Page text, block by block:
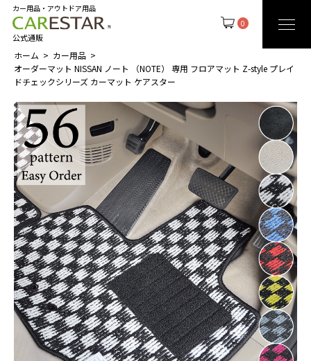
0
カー用品・アウトドア用品
公式通販
ホーム
カー用品
オーダーマット NISSAN ノート （NOTE） 専用 フロアマット Z-style プレイ
ドチェックシリーズ カーマット ケアスター